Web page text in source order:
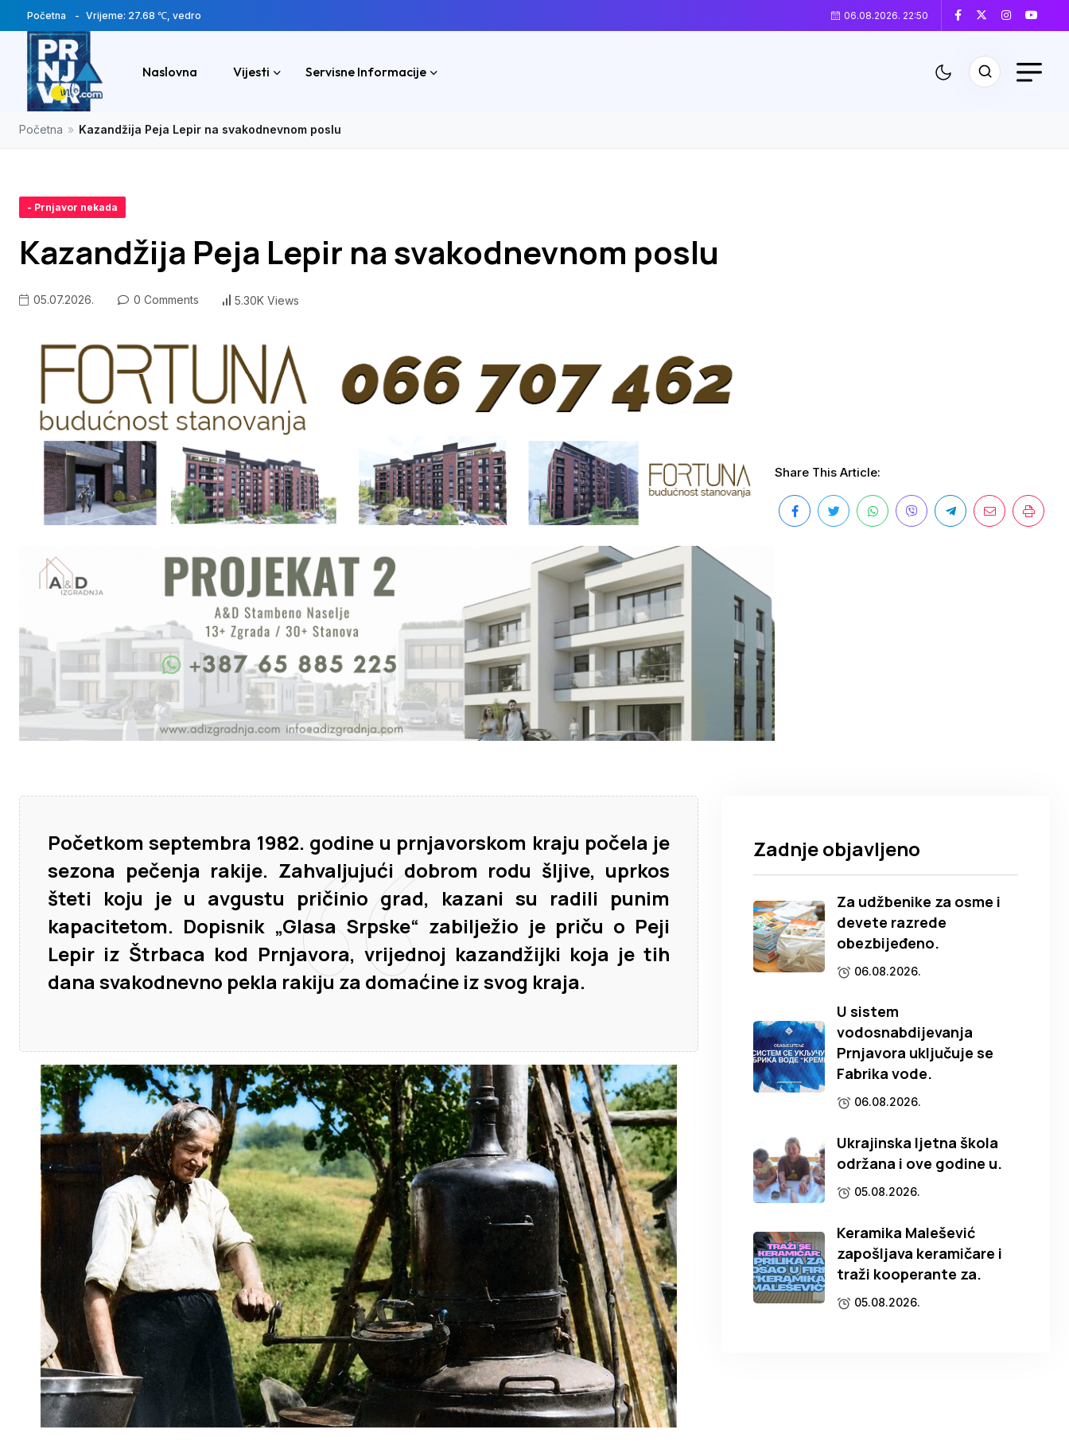
Početna Vrijeme: 27.68 ℃, vedro 06.08.2026. 22:50
Naslovna Vijesti Servisne Informacije
Početna » Kazandžija Peja Lepir na svakodnevnom poslu
- Prnjavor nekada
Kazandžija Peja Lepir na svakodnevnom poslu
05.07.2026. 0 Comments 5.30K Views
Share This Article:
Početkom septembra 1982. godine u prnjavorskom kraju počela je
sezona pečenja rakije. Zahvaljujući dobrom rodu šljive, uprkos
šteti koju je u avgustu pričinio grad, kazani su radili punim
kapacitetom. Dopisnik „Glasa Srpske“ zabilježio je priču o Peji
Lepir iz Štrbaca kod Prnjavora, vrijednoj kazandžijki koja je tih
dana svakodnevno pekla rakiju za domaćine iz svog kraja.
Zadnje objavljeno
Za udžbenike za osme i
devete razrede
obezbijeđeno.
06.08.2026.
U sistem
vodosnabdijevanja
Prnjavora uključuje se
Fabrika vode.
06.08.2026.
Ukrajinska ljetna škola
održana i ove godine u.
05.08.2026.
Keramika Malešević
zapošljava keramičare i
traži kooperante za.
05.08.2026.